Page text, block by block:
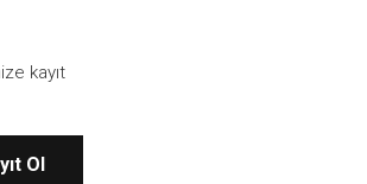
kayıt
Ol